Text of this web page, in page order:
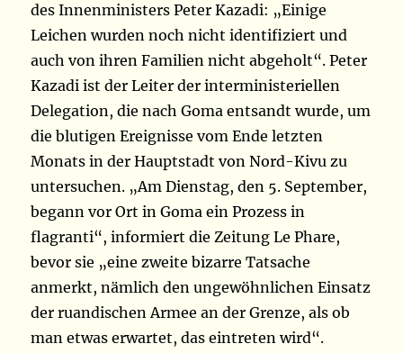
des Innenministers Peter Kazadi: „Einige
Leichen wurden noch nicht identifiziert und
auch von ihren Familien nicht abgeholt“. Peter
Kazadi ist der Leiter der interministeriellen
Delegation, die nach Goma entsandt wurde, um
die blutigen Ereignisse vom Ende letzten
Monats in der Hauptstadt von Nord-Kivu zu
untersuchen. „Am Dienstag, den 5. September,
begann vor Ort in Goma ein Prozess in
flagranti“, informiert die Zeitung Le Phare,
bevor sie „eine zweite bizarre Tatsache
anmerkt, nämlich den ungewöhnlichen Einsatz
der ruandischen Armee an der Grenze, als ob
man etwas erwartet, das eintreten wird“.